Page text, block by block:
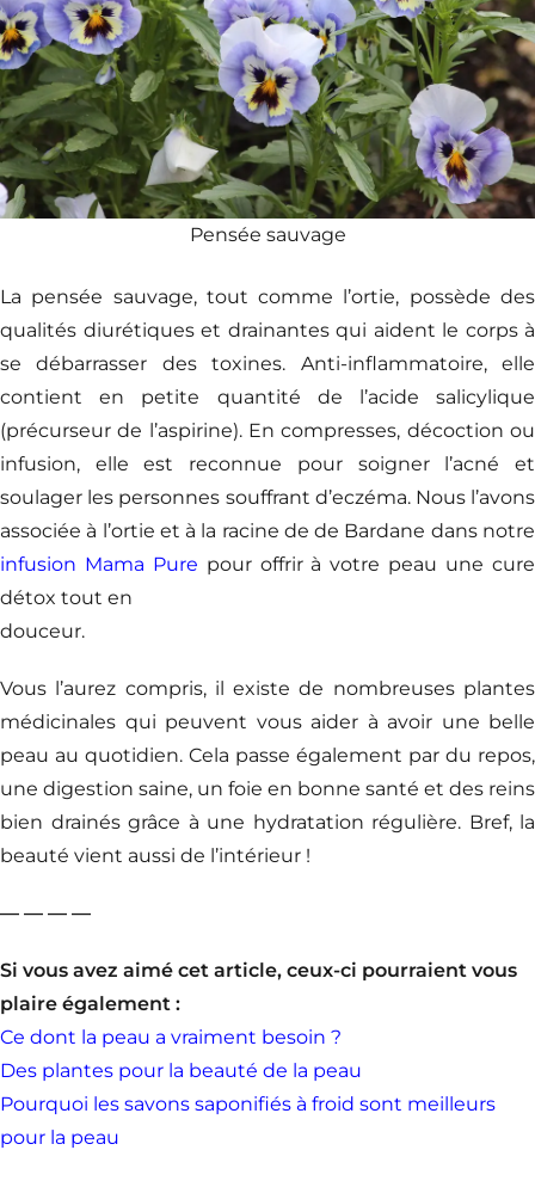
Pensée sauvage
La pensée sauvage, tout comme l’ortie, possède des
qualités diurétiques et drainantes qui aident le corps à
se débarrasser des toxines. Anti-inflammatoire, elle
contient en petite quantité de l’acide salicylique
(précurseur de l’aspirine). En compresses, décoction ou
infusion, elle est reconnue pour soigner l’acné et
soulager les personnes souffrant d’eczéma. Nous l’avons
associée à l’ortie et à la racine de de Bardane dans notre
infusion Mama Pure pour offrir à votre peau une cure
détox tout en
douceur.
Vous l’aurez compris, il existe de nombreuses plantes
médicinales qui peuvent vous aider à avoir une belle
peau au quotidien. Cela passe également par du repos,
une digestion saine, un foie en bonne santé et des reins
bien drainés grâce à une hydratation régulière. Bref, la
beauté vient aussi de l’intérieur !
— — — —
Si vous avez aimé cet article, ceux-ci pourraient vous
plaire également :
Ce dont la peau a vraiment besoin ?
Des plantes pour la beauté de la peau
Pourquoi les savons saponifiés à froid sont meilleurs
pour la peau